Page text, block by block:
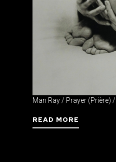
Man Ray / Prayer (Prière) /
READ MORE